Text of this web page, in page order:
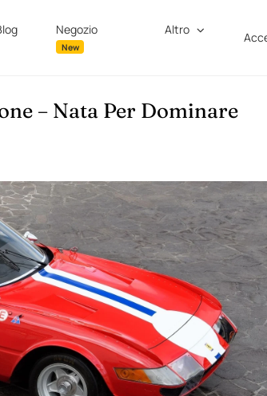
Negozio
New
Altro
– Nata Per Dominare